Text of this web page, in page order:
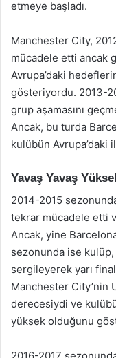
etmeye başladı.
Manchester City,
mücadele etti ancak
Avrupa’daki
gösteriyordu. 2013-
grup aşamasını
Ancak, bu turda
kulübün Avrupa’daki
Yavaş Yavaş
2014-2015
tekrar mücadele etti
Ancak, yine
sezonunda ise
sergileyerek yarı
Manchester City’nin
derecesiydi ve
yüksek olduğunu